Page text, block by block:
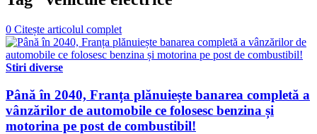
0 Citește articolul complet
Stiri diverse
Până în 2040, Franța plănuiește banarea completă a
vânzărilor de automobile ce folosesc benzina și
motorina pe post de combustibil!